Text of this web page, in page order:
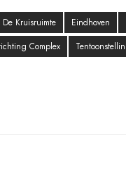
De Kruisruimte Eindhoven
Complex